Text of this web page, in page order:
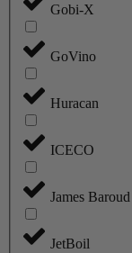
Gobi-X
GoVino
Huracan
ICECO
James Baroud
JetBoil